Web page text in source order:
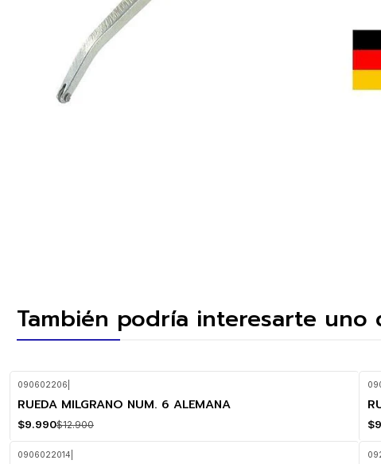
También podría interesarte uno
-23%
OFF
090602206
RUEDA MILGRANO NUM. 6 ALEMANA
$9.990$12.900
0906022014